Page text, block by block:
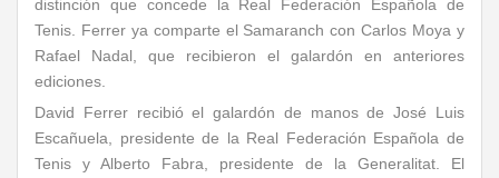
distinción que concede la Real Federación Española de
Tenis. Ferrer ya comparte el Samaranch con Carlos Moya y
Rafael Nadal, que recibieron el galardón en anteriores
ediciones.
David Ferrer recibió el galardón de manos de José Luis
Escañuela, presidente de la Real Federación Española de
Tenis y Alberto Fabra, presidente de la Generalitat. El